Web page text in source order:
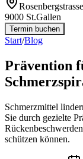
9000 St.Gallen
Termin buchen
Start/Blog
Prävention
Schmerzmittel
Sie durch gezielte
schützen können.